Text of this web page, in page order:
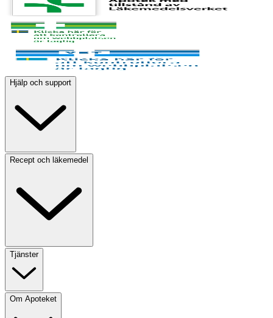
Hjälp och support
Recept och läkemedel
Tjänster
Om Apoteket